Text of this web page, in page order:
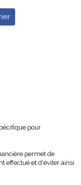
pour
permet de
effectué et d'éviter ainsi